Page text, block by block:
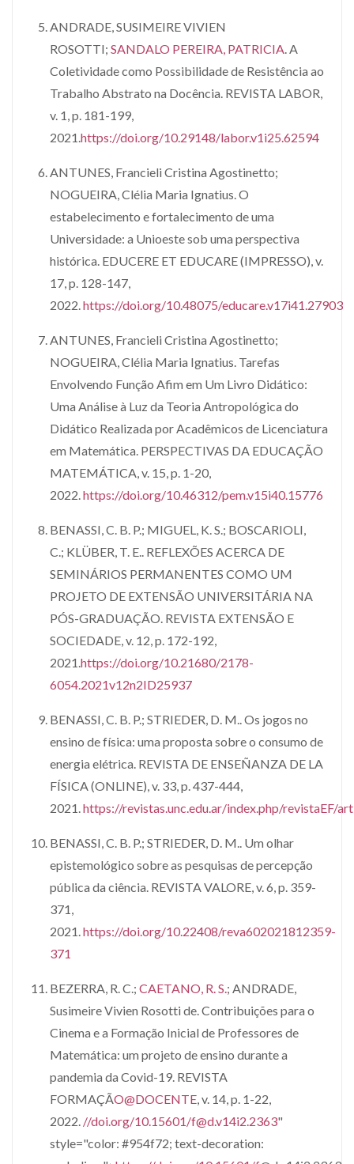
ANDRADE, SUSIMEIRE VIVIEN
ROSOTTI; SANDALO PEREIRA, PATRICIA. A
Coletividade como Possibilidade de Resistência ao
Trabalho Abstrato na Docência. REVISTA LABOR,
v. 1, p. 181-199,
2021.https://doi.org/10.29148/labor.v1i25.62594
ANTUNES, Francieli Cristina Agostinetto;
NOGUEIRA, Clélia Maria Ignatius. O
estabelecimento e fortalecimento de uma
Universidade: a Unioeste sob uma perspectiva
histórica. EDUCERE ET EDUCARE (IMPRESSO), v.
17, p. 128-147,
2022.https://doi.org/10.48075/educare.v17i41.27903
ANTUNES, Francieli Cristina Agostinetto;
NOGUEIRA, Clélia Maria Ignatius. Tarefas
Envolvendo Função Afim em Um Livro Didático:
Uma Análise à Luz da Teoria Antropológica do
Didático Realizada por Acadêmicos de Licenciatura
em Matemática. PERSPECTIVAS DA EDUCAÇÃO
MATEMÁTICA, v. 15, p. 1-20,
2022.https://doi.org/10.46312/pem.v15i40.15776
BENASSI, C. B. P.; MIGUEL, K. S.; BOSCARIOLI,
C.; KLÜBER, T. E.. REFLEXÕES ACERCA DE
SEMINÁRIOS PERMANENTES COMO UM
PROJETO DE EXTENSÃO UNIVERSITÁRIA NA
PÓS-GRADUAÇÃO. REVISTA EXTENSÃO E
SOCIEDADE, v. 12, p. 172-192,
2021.https://doi.org/10.21680/2178-
6054.2021v12n2ID25937
BENASSI, C. B. P.; STRIEDER, D. M.. Os jogos no
ensino de física: uma proposta sobre o consumo de
energia elétrica. REVISTA DE ENSEÑANZA DE LA
FÍSICA (ONLINE), v. 33, p. 437-444,
2021.https://revistas.unc.edu.ar/index.php/revistaEF/
BENASSI, C. B. P.; STRIEDER, D. M.. Um olhar
epistemológico sobre as pesquisas de percepção
pública da ciência. REVISTA VALORE, v. 6, p. 359-
371,
2021.https://doi.org/10.22408/reva602021812359-
371
BEZERRA, R. C.; CAETANO, R. S.; ANDRADE,
Susimeire Vivien Rosotti de. Contribuições para o
Cinema e a Formação Inicial de Professores de
Matemática: um projeto de ensino durante a
pandemia da Covid-19. REVISTA
FORMAÇÃO@DOCENTE, v. 14, p. 1-22,
2022. //doi.org/10.15601/f@d.v14i2.2363"
style="color: #954f72; text-decoration: